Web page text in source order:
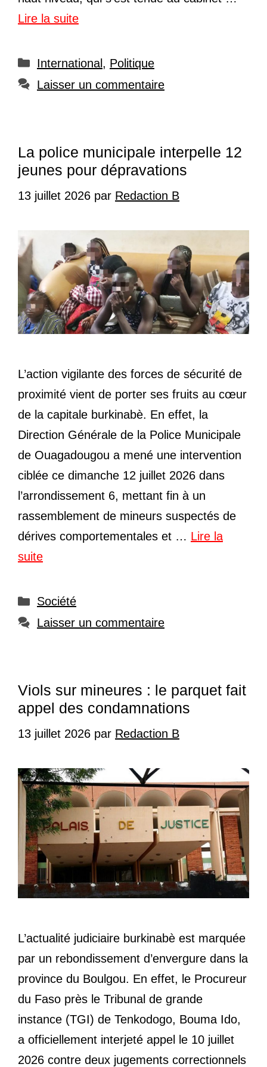
Lire la suite
Catégories
International, Politique
Laisser un commentaire
La police municipale interpelle 12
jeunes pour dépravations
13 juillet 2026 par Redaction B
L’action vigilante des forces de sécurité de
proximité vient de porter ses fruits au cœur
de la capitale burkinabè. En effet, la
Direction Générale de la Police Municipale
de Ouagadougou a mené une intervention
ciblée ce dimanche 12 juillet 2026 dans
l’arrondissement 6, mettant fin à un
rassemblement de mineurs suspectés de
dérives comportementales et … Lire la
suite
Catégories
Société
Laisser un commentaire
Viols sur mineures : le parquet fait
appel des condamnations
13 juillet 2026 par Redaction B
L’actualité judiciaire burkinabè est marquée
par un rebondissement d’envergure dans la
province du Boulgou. En effet, le Procureur
du Faso près le Tribunal de grande
instance (TGI) de Tenkodogo, Bouma Ido,
a officiellement interjeté appel le 10 juillet
2026 contre deux jugements correctionnels